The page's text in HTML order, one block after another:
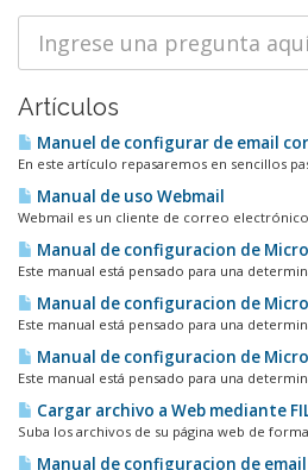
Artículos
Manuel de configurar de email
En este artículo repasaremos en sencillos
Manual de uso Webmail
Webmail es un cliente de correo
Manual de configuracion de
Este manual está pensado para una
Manual de configuracion de
Este manual está pensado para una
Manual de configuracion de
Este manual está pensado para una
Cargar archivo a Web mediante
Suba los archivos de su página web de
Manual de configuracion de